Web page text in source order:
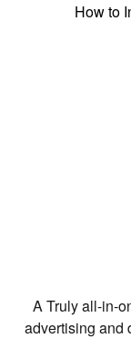
How to
A Truly all-in-
advertising and